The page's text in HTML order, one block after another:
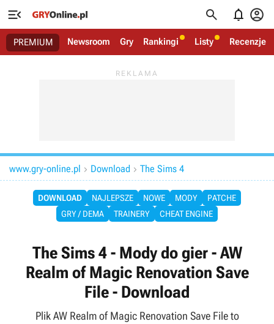
   
PREMIUM Newsroom Gry Rankingi Listy Recenzje
www.gry-online.pl  Download  The Sims 4
DOWNLOAD NAJLEPSZE NOWE MODY
PATCHE
GRY / DEMA
TRAINERY CHEAT ENGINE
The Sims 4 - Mody do gier - AW
Realm of Magic Renovation Save
File - Download
Plik AW Realm of Magic Renovation Save File to